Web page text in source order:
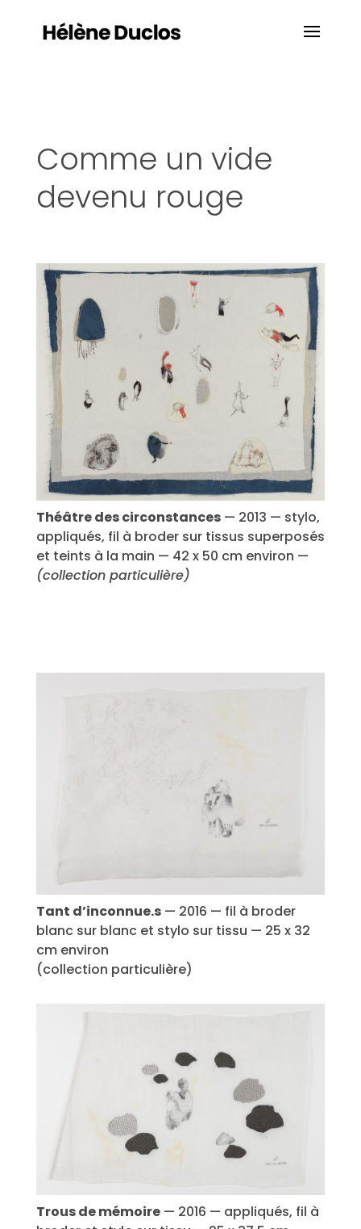
Comme un vide
devenu rouge
Théâtre des circonstances— 2013 — stylo,
appliqués, fil à broder sur tissus superposés
et teints à la main — 42 x 50 cm environ —
(collection particulière)
Tant d’inconnue.s— 2016 — fil à broder
blanc sur blanc et stylo sur tissu — 25 x 32
cm environ
(collection particulière)
Trous de mémoire— 2016 — appliqués, fil à